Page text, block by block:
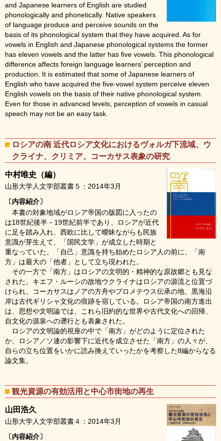
and Japanese learners of English are studied
phonologically and phonetically. Native speakers
of language produce and perceive sounds on the
basis of its phonological system that they have acquired. As for
vowels in English and Japanese phonological systems the former
has eleven vowels and the latter has five vowels. This phonological
difference affects foreign language learners’ perception and
production. It is estimated that some of Japanese learners of
English who have acquired the five-vowel system perceive eleven
English vowels on the basis of their native phonological system.
Even for those in advanced levels, perception of vowels in casual
speech may not be an easy task.
ロシアの南 近代ロシア文化におけるヴォルガ下流域、ウ
クライナ、クリミア、コーカサス表象の研究
中村唯史（編）
山形大学人文学部叢書５：2014年3月
〔内容紹介〕
本書の対象地域がロシア帝国の版図に入ったの
は18世紀後半－19世紀前半であり、ロシアが近代
に足を踏み入れ、西欧に比して曖昧ながらも民族
意識が芽生えて、「国民文学」が成立した時期と
重なっていた。「自己」意識を持ち始めたロシア人の前に、「南
方」は最大の「他者」として立ち現われた。
その一方で「南方」はロシアの文明的・精神的な原故郷とも見な
された。キエフ・ルーシの故地ウクライナはロシアの源流と位置づ
けられ、コーカサスはノアの方舟やプロメテウス伝承の地、黒海沿
岸は古代ギリシャ文化の痕跡を宿している。ロシア帝国の南方進出
は、思想や文明論では、これら旧約的な世界や古代文化への回帰、
自文化の源泉への遡行とも表象された。
ロシアの文明論的視座の中で「南方」がどのように定位された
か、ロシア／ソ連の影響下に近代を成立させた「南方」の人々が、
自らの立ち位置をいかに読み換えていったかを考察した8編からなる
論文集。
観光資源の有効活用と中心市街地の再生
山田浩久
山形大学人文学部叢書４：2014年3月
〔内容紹介〕